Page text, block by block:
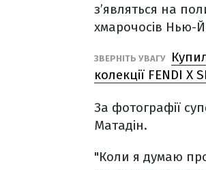
з’являться на
хмарочосів Нью-
ЗВЕРНІТЬ УВАГУ
колекції FENDI X
За фотографії
Матадін.
"Коли я думаю